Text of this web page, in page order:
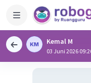
Kemal M
03 Juni 2026